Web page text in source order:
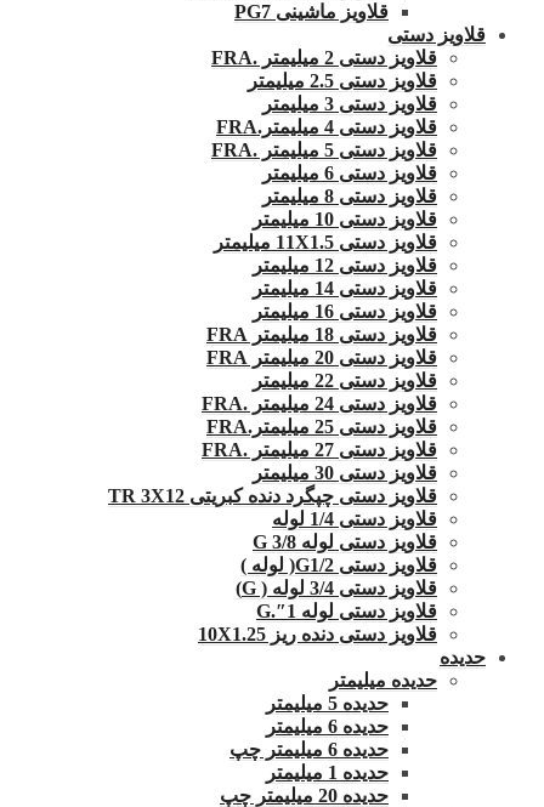
قلاویز ماشینی PG7
قلاویز دستی
قلاویز دستی 2 میلیمتر .FRA
قلاویز دستی 2.5 میلیمتر
قلاویز دستی 3 میلیمتر
قلاویز دستی 4 میلیمتر.FRA
قلاویز دستی 5 میلیمتر .FRA
قلاویز دستی 6 میلیمتر
قلاویز دستی 8 میلیمتر
قلاویز دستی 10 میلیمتر
قلاویز دستی 11X1.5 میلیمتر
قلاویز دستی 12 میلیمتر
قلاویز دستی 14 میلیمتر
قلاویز دستی 16 میلیمتر
قلاویز دستی 18 میلیمتر FRA
قلاویز دستی 20 میلیمتر FRA
قلاویز دستی 22 میلیمتر
قلاویز دستی 24 میلیمتر .FRA
قلاویز دستی 25 میلیمتر.FRA
قلاویز دستی 27 میلیمتر .FRA
قلاویز دستی 30 میلیمتر
قلاویز دستی چپگرد دنده کبریتی TR 3X12
قلاویز دستی 1/4 لوله
قلاویز دستی لوله G 3/8
قلاویز دستی G1/2( لوله )
قلاویز دستی 3/4 لوله ( G)
قلاویز دستی لوله 1″.G
قلاویز دستی دنده ریز 10X1.25
حدیده
حدیده میلیمتر
حدیده 5 میلیمتر
حدیده 6 میلیمتر
حدیده 6 میلیمتر چپ
حدیده 1 میلیمتر
حدیده 20 میلیمتر چپ